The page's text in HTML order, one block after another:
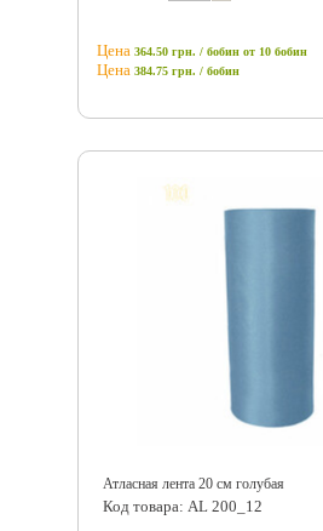
Цена 364.50 грн. / бобин от 10 бобин
Цена 384.75 грн. / бобин
Атласная лента 20 см голубая
Код товара: AL 200_12